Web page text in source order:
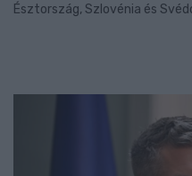
Észtország, Szlovénia és